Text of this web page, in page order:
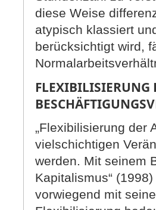
diese Weise
atypisch klassiert
berücksichtigt wird,
FLEXIBILISIERUNG
„Flexibilisierung der
vielschichtigen
werden. Mit seinem
Kapitalismus“
vorwiegend mit